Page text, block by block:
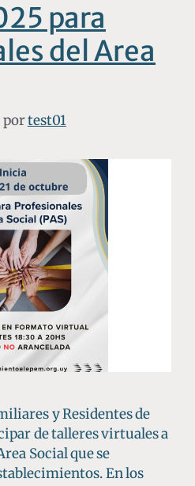
para
del Area
portest01
y Residentes de
de talleres virtuales a
Social que se
En los